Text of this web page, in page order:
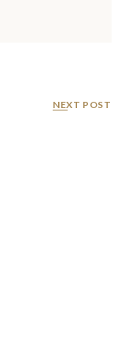
NEXT POST